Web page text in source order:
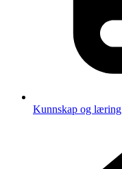
Kunnskap og læring